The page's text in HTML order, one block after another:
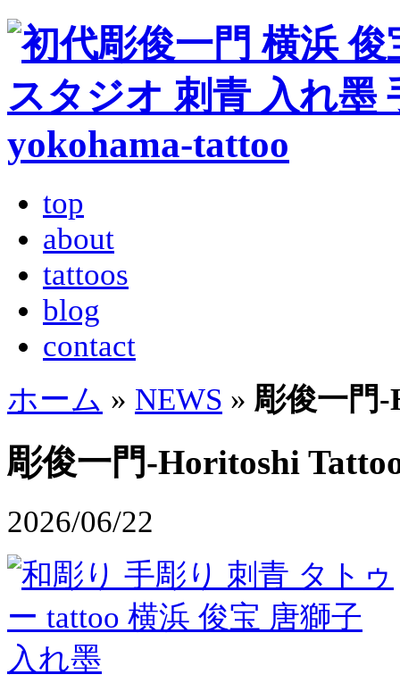
top
about
tattoos
blog
contact
ホーム » NEWS » 彫俊一門
彫俊一門-Horitoshi
2026/06/22